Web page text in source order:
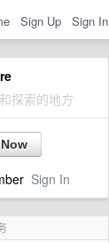
Sign Up Sign In
探索的地方
Sign In